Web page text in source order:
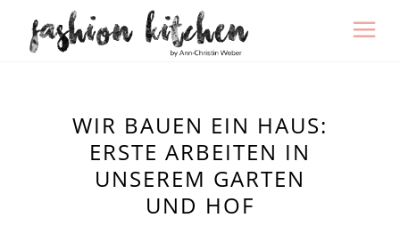
WIR BAUEN EIN HAUS:
ERSTE ARBEITEN IN
UNSEREM GARTEN
UND HOF